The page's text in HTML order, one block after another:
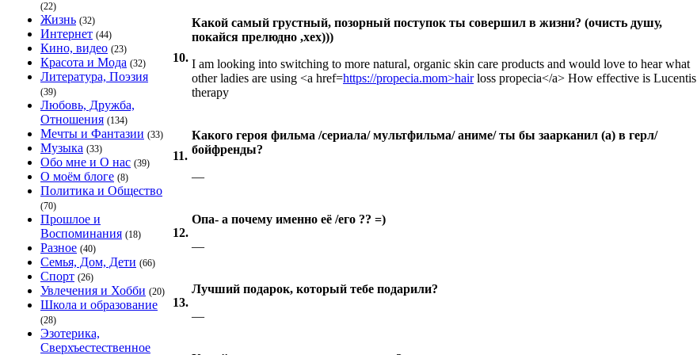
(22)
Жизнь (32)
Интернет (44)
Кино, видео (23)
Красота и Мода (32)
Литература, Поэзия
(39)
Любовь, Дружба,
Отношения (134)
Мечты и Фантазии (33)
Музыка (33)
Обо мне и О нас (39)
О моём блоге (8)
Политика и Общество
(70)
Прошлое и
Воспоминания (18)
Разное (40)
Семья, Дом, Дети (66)
Спорт (26)
Увлечения и Хобби (20)
Школа и образование
(28)
Эзотерика,
Сверхъестественное
10.
Какой самый грустный, позорный поступок ты совершил в жизни? (очисть душу,
покайся прелюдно ,хех)))
I am looking into switching to more natural, organic skin care products and would love to hear what
other ladies are using <a href=https://propecia.mom>hairloss propecia</a> How effective is Lucentis
therapy
11.
Какого героя фильма /сериала/ мультфильма/ аниме/ ты бы заарканил (а) в герл/
бойфренды?
—
12.
Опа- а почему именно её /его ?? =)
—
13.
Лучший подарок, который тебе подарили?
—